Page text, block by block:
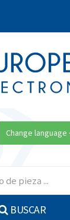
Change language
BUSCAR